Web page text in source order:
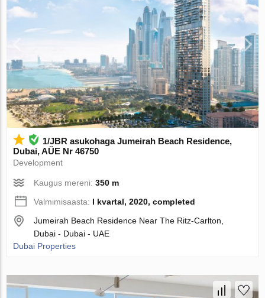
1/JBR asukohaga Jumeirah Beach Residence,
Dubai, AÜE Nr 46750
Development
Kaugus mereni:350 m
Valmimisaasta: I kvartal, 2020, completed
Jumeirah Beach Residence Near The Ritz-Carlton,
Dubai - Dubai - UAE
Dubai Properties